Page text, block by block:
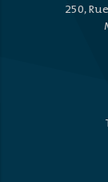
250,